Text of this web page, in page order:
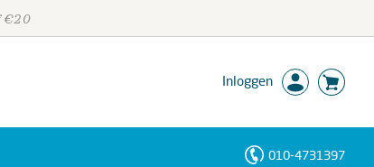
€20
Inloggen
010-4731397